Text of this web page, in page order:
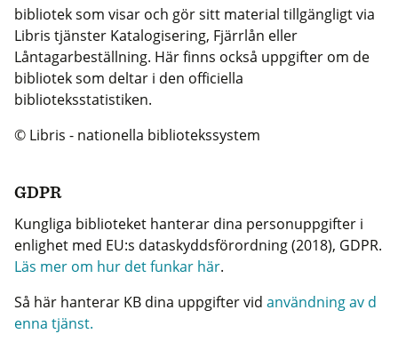
bibliotek som visar och gör sitt material tillgängligt via
Libris tjänster Katalogisering, Fjärrlån eller
Låntagarbeställning. Här finns också uppgifter om de
bibliotek som deltar i den officiella
biblioteksstatistiken.
© Libris - nationella bibliotekssystem
GDPR
Kungliga biblioteket hanterar dina personuppgifter i
enlighet med EU:s dataskyddsförordning (2018), GDPR.
Läs mer om hur det funkar här.
Så här hanterar KB dina uppgifter vid användning av d
enna tjänst.